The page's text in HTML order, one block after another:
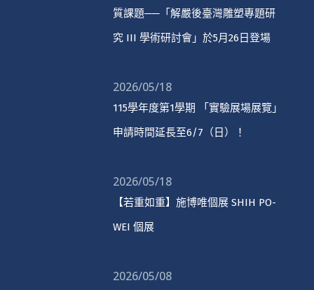
質課題──「解嚴後臺灣雕塑專題研
究 III 學術研討會」於5月26日登場
2026/05/18
115學年度第1學期 「實驗展場展覽」
申請時間延長至6/7（日）！
2026/05/18
【若重如重】施博唯個展 SHIH PO-
WEI 個展
2026/05/08